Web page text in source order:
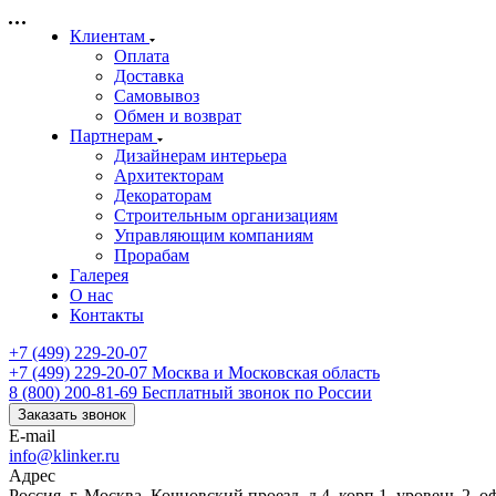
Клиентам
Оплата
Доставка
Самовывоз
Обмен и возврат
Партнерам
Дизайнерам интерьера
Архитекторам
Декораторам
Строительным организациям
Управляющим компаниям
Прорабам
Галерея
О нас
Контакты
+7 (499) 229-20-07
+7 (499) 229-20-07 Москва и Московская область
8 (800) 200-81-69 Бесплатный звонок по России
Заказать звонок
E-mail
info@klinker.ru
Адрес